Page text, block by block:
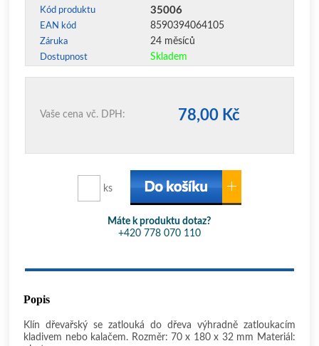
Kód produktu 35006
EAN kód 8590394064105
Záruka 24 měsíců
Dostupnost Skladem
Vaše cena vč. DPH: 78,00 Kč
ks
Máte k produktu dotaz?
+420 778 070 110
Popis
Klín dřevařský se zatlouká do dřeva výhradně zatloukacím
kladivem nebo kalačem. Rozměr: 70 x 180 x 32 mm Materiál: